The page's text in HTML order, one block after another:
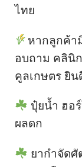
ไทย
หากลูกค้า
อบถาม คลินิ
คูลเกษตร ยิน
ปุ๋ยน้ำ ฮอ
ผลดก
ยากำจัดศั